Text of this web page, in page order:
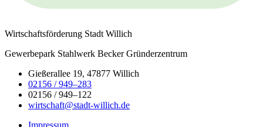
Wirtschaftsförderung Stadt Willich
Gewerbepark Stahlwerk Becker Gründerzentrum
Gießerallee 19, 47877 Willich
02156 / 949–283
02156 / 949–122
wirtschaft@stadt-willich.de
Impressum